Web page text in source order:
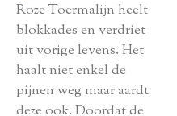
Roze Toermalijn heelt
blokkades en verdriet
uit vorige levens. Het
haalt niet enkel de
pijnen weg maar aardt
deze ook. Doordat de